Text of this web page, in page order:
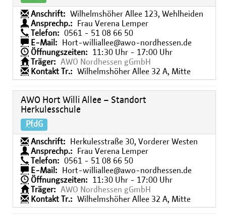
Anschrift:
Wilhelmshöher Allee 123, Wehlheiden
Ansprechp.:
Frau Verena Lemper
Telefon:
0561 - 51 08 66 50
E-Mail:
Hort-williallee@awo-nordhessen.de
Öffnungszeiten:
11:30 Uhr - 17:00 Uhr
Träger:
AWO Nordhessen gGmbH
Kontakt Tr.:
Wilhelmshöher Allee 32 A, Mitte
AWO Hort Willi Allee – Standort
Herkulesschule
PfdG
Anschrift:
Herkulesstraße 30, Vorderer Westen
Ansprechp.:
Frau Verena Lemper
Telefon:
0561 - 51 08 66 50
E-Mail:
Hort-williallee@awo-nordhessen.de
Öffnungszeiten:
11:30 Uhr - 17:00 Uhr
Träger:
AWO Nordhessen gGmbH
Kontakt Tr.:
Wilhelmshöher Allee 32 A, Mitte